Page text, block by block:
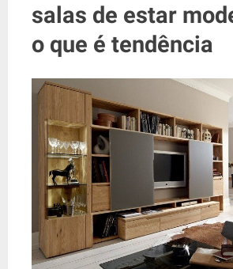
salas de estar
o que é tendência